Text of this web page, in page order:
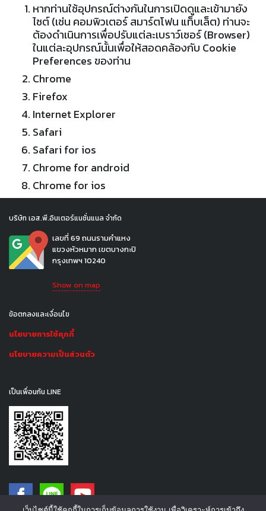
หากท่านใช้อุปกรณ์ต่างกันในการเปิดดูและเข้ามายัง
ไซต์ (เช่น คอมพิวเตอร์ สมาร์ตโฟน แท็บเล็ต) ท่านจะ
ต้องดำเนินการเพื่อปรับแต่ละเบราว์เซอร์ (Browser)
ในแต่ละอุปกรณ์นั้นเพื่อให้สอดคล้องกับ Cookie
Preferences ของท่าน
Chrome
Firefox
Internet Explorer
Safari
Safari for ios
Chrome for android
Chrome for ios
บริษัท เอส.พี.อินเตอร์แนชั่นแนล จำกัด
เลขที่ 69 ถนนรามคำแหง
แขวงหัวหมาก เขตบางกะปิ
กรุงเทพฯ 10240
Show on map
ข้อตกลงและเงื่อนไข
นโยบายการใช้คุกกี้
นโยบายความเป็นส่วนตัว
เป็นเพื่อนกัน LINE